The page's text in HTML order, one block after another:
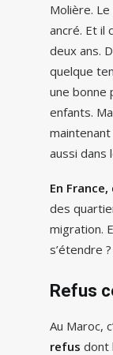
Molière.
ancré. Et il
deux ans.
quelque
une bonne
enfants.
aussi dans
En
des
migration.
s’étendre ?
Refus
Au Maroc,
refus dont